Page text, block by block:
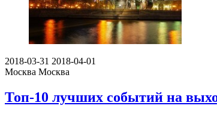
2018-03-31 2018-04-01
Москва Москва
Топ-10 лучших событий на